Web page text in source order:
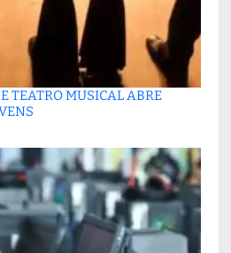
TEATRO MUSICAL ABRE